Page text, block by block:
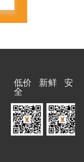
低价 新鲜 安
全